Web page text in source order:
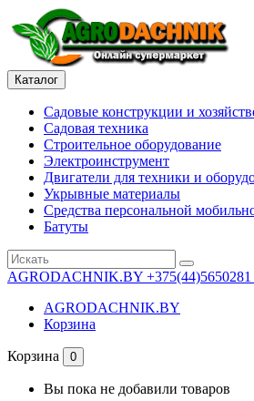
Каталог
Садовые конструкции и
Садовая техника
Строительное оборудование
Электроинструмент
Двигатели для техники и
Укрывные материалы
Средства персональной
Батуты
AGRODACHNIK.BY
AGRODACHNIK.BY
Корзина
Корзина 0
Вы пока не добавили товаров